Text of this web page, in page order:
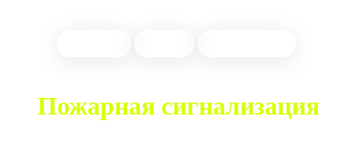
Пожарная сигнализация